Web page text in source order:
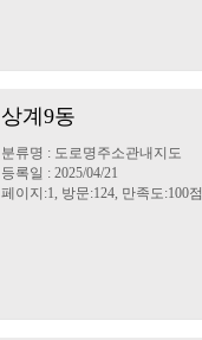
상계9동
분류명 : 도로명주소관내지도
등록일 : 2025/04/21
페이지:1, 방문:124, 만족도:100점